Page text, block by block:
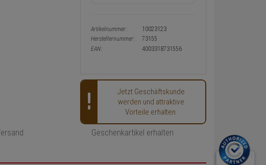
Artikelnummer:
10023123
Herstellernummer:
73155
EAN:
4003318731556
Jetzt Geschäftskunde
werden und attraktive
Vorteile erhalten.
Geschenkartikel erhalten